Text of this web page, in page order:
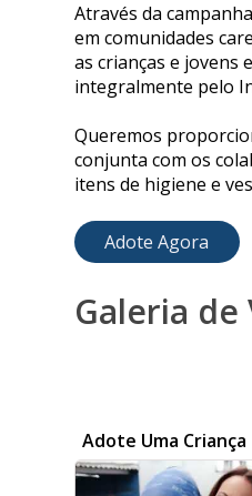
Através da
em comunidades
as crianças e jovens
integralmente pelo
Queremos
conjunta com os
itens de higiene e
Adote Agora
Galeria de
Adote Uma Criança